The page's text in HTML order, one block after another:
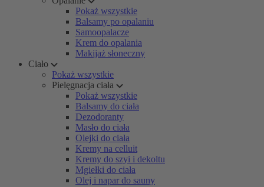
Pokaż wszystkie
Balsamy po opalaniu
Samoopalacze
Krem do opalania
Makijaż słoneczny
Ciało
Pokaż wszystkie
Pielęgnacja ciała
Pokaż wszystkie
Balsamy do ciała
Dezodoranty
Masło do ciała
Olejki do ciała
Kremy na celluit
Kremy do szyi i dekoltu
Mgiełki do ciała
Olej i napar do sauny